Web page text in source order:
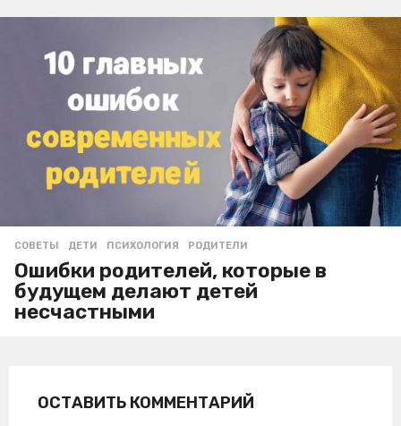
СОВЕТЫ ДЕТИ ,ПСИХОЛОГИЯ ,РОДИТЕЛИ
Ошибки родителей, которые в
будущем делают детей
несчастными
ОСТАВИТЬ КОММЕНТАРИЙ